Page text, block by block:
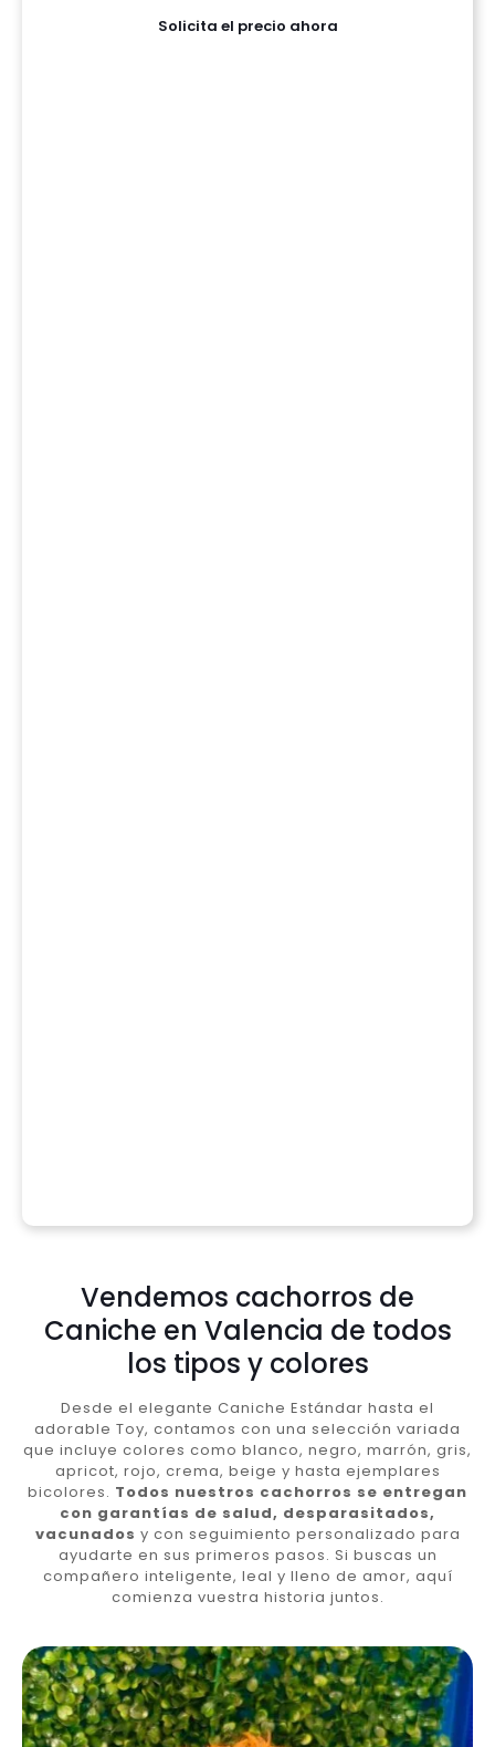
Vendemos cachorros de
Caniche en Valencia de todos
los tipos y colores
Desde el elegante Caniche Estándar hasta el
adorable Toy, contamos con una selección variada
que incluye colores como blanco, negro, marrón, gris,
apricot, rojo, crema, beige y hasta ejemplares
bicolores. Todos nuestros cachorros se entregan
con garantías de salud, desparasitados,
vacunados y con seguimiento personalizado para
ayudarte en sus primeros pasos. Si buscas un
compañero inteligente, leal y lleno de amor, aquí
comienza vuestra historia juntos.
Solicita el precio ahora